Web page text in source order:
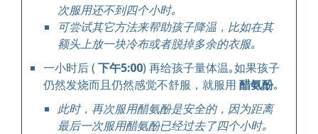
次服用还不到四个小时｡
可尝试其它方法来帮助孩子降温，比如在其
额头上放一块冷布或者脱掉多余的衣服｡
一小时后 (下午5:00) 再给孩子量体温｡如果孩子
仍然发烧而且仍然感觉不舒服，就服用 醋氨酚｡
此时，再次服用醋氨酚是安全的，因为距离
最后一次服用醋氨酚已经过去了四个小时｡